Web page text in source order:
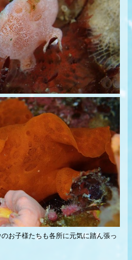
お子様たちも各所に元気に踏ん張っ